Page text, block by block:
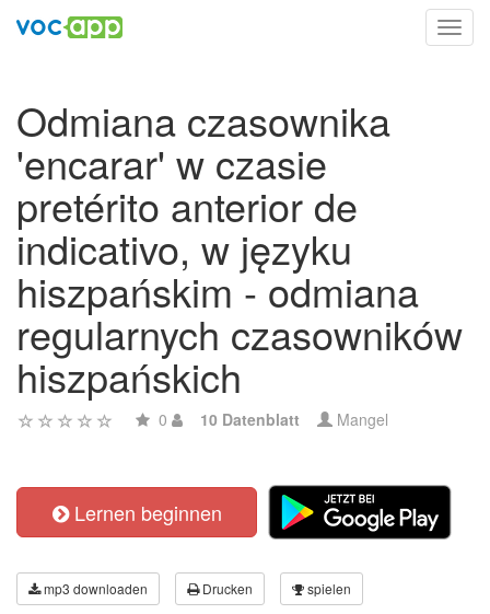
Odmiana czasownika
'encarar' w czasie
pretérito anterior de
indicativo, w języku
hiszpańskim - odmiana
regularnych czasowników
hiszpańskich
0 10 Datenblatt Mangel
Lernen beginnen
mp3 downloaden Drucken spielen